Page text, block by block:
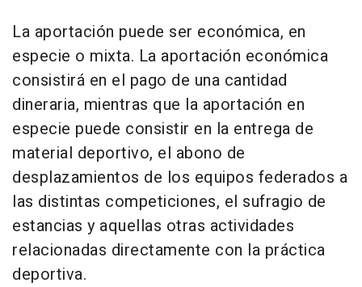
La aportación puede ser económica, en
especie o mixta. La aportación económica
consistirá en el pago de una cantidad
dineraria, mientras que la aportación en
especie puede consistir en la entrega de
material deportivo, el abono de
desplazamientos de los equipos federados a
las distintas competiciones, el sufragio de
estancias y aquellas otras actividades
relacionadas directamente con la práctica
deportiva.